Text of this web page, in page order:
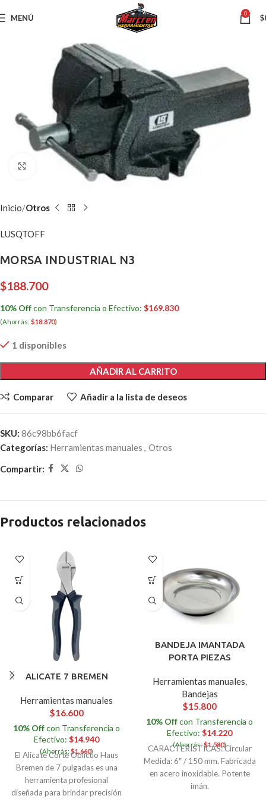
MENÚ 0 $
Clic para ampliar
Inicio Otros
LUSQTOFF
MORSA INDUSTRIAL N3
$188.700
10% Offcon Transferencia o Efectivo: $169.830
(Ahorrás: $18.870)
1 disponibles
AÑADIR AL CARRITO
Comparar Añadir a la lista de deseos
SKU: 86c98bb6facf
Categorías: Herramientas manuales , Otros
Compartir:
Productos relacionados
ALICATE 7 BREMEN
Herramientas manuales
$16.600
10% Offcon Transferencia o
Efectivo: $14.940
(Ahorrás: $1.660)
El Alicate Corte Oblicuo Haus
Bremen de 7 pulgadas es una
herramienta profesional
diseñada para brindar precisión
BANDEJA IMANTADA
PORTA PIEZAS
Herramientas manuales,
Bandejas
$15.800
10% Offcon Transferencia o
Efectivo: $14.220
(Ahorrás:$1.580)
CARACTERISTICAS: Circular
Medida: 6″ / 150 mm. Fabricada
en acero inoxidable. Potente
imán.